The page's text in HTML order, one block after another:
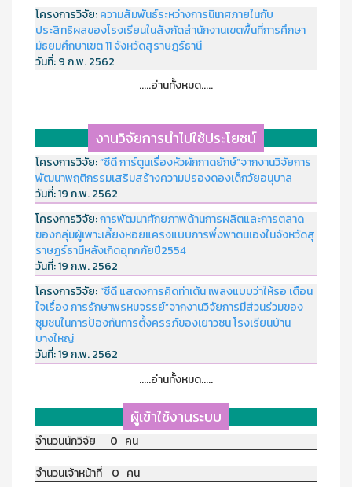
โครงการวิจัย:ความสัมพันธ์ระหว่างการนิเทศภายในกับ
ประสิทธิผลของโรงเรียนในสังกัดสำนักงานเขตพื้นที่การศึกษา
มัธยมศึกษาเขต 11 จังหวัดสุราษฎร์ธานี
วันที่:9 ก.พ. 2562
.....อ่านทั้งหมด.....
งานวิจัยการนำไปใช้ประโยชน์
โครงการวิจัย:“ซีดี การ์ตูนเรื่องหัวผักกาดยักษ์”จากงานวิจัยการ
พัฒนาพฤติกรรมเสริมสร้างความปรองดองเด็กวัยอนุบาล
วันที่:19 ก.พ. 2562
โครงการวิจัย:การพัฒนาศักยภาพด้านการผลิตและการตลาด
ของกลุ่มผู้เพาะเลี้ยงหอยแครงแบบการพึ่งพาตนเองในจังหวัดสุ
ราษฏร์ธานีหลังเกิดอุทกภัยปี2554
วันที่:19 ก.พ. 2562
โครงการวิจัย:“ซีดี แสดงการคิดท่าเต้น เพลงแบบว่าให้รอ เตือน
ใจเรื่อง การรักษาพรหมจรรย์”จากงานวิจัยการมีส่วนร่วมของ
ชุมชนในการป้องกันการตั้งครรภ์ของเยาวชน โรงเรียนบ้าน
บางใหญ่
วันที่:19 ก.พ. 2562
.....อ่านทั้งหมด.....
ผู้เข้าใช้งานระบบ
จำนวนนักวิจัย 0 คน
จำนวนเจ้าหน้าที่ 0 คน